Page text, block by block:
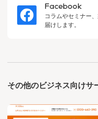
Facebook
コラムやセミナー
届けします。
その他のビジネス向けサ